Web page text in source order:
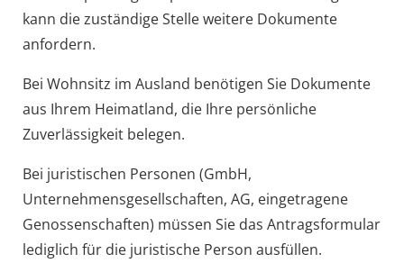
kann die zuständige Stelle weitere Dokumente
anfordern.
Bei Wohnsitz im Ausland benötigen Sie Dokumente
aus Ihrem Heimatland, die Ihre persönliche
Zuverlässigkeit belegen.
Bei juristischen Personen (GmbH,
Unternehmensgesellschaften, AG, eingetragene
Genossenschaften) müssen Sie das Antragsformular
lediglich für die juristische Person ausfüllen.